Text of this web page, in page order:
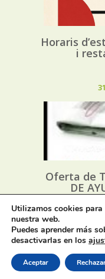
Horaris
i
Oferta de
DE
Utilizamos cookies
nuestra web.
Puedes aprender más
desactivarlas en los
Aceptar